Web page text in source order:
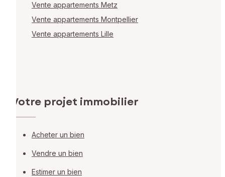
Vente appartements Metz
Vente appartements Montpellier
Vente appartements Lille
Votre projet immobilier
Acheter un bien
Vendre un bien
Estimer un bien